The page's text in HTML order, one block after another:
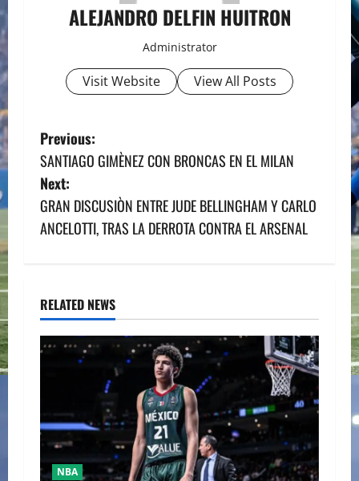
ALEJANDRO DELFIN HUITRON
Administrator
Visit Website View All Posts
P
o
s
t
a
v
g
a
Previous:
SANTIAGO GIMÈNEZ CON BRONCAS EN EL MILAN
Next:
GRAN DISCUSIÒN ENTRE JUDE BELLINGHAM Y CARLO
ANCELOTTI, TRAS LA DERROTA CONTRA EL ARSENAL
RELATED NEWS
NBA